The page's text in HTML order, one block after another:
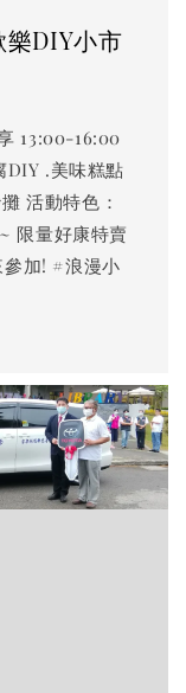
樂DIY小市
13:00-16:00
DIY .美味糕點
活動特色：
限量好康特賣
加! #浪漫小